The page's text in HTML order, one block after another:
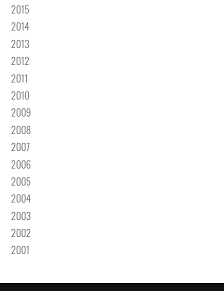
2015
2014
2013
2012
2011
2010
2009
2008
2007
2006
2005
2004
2003
2002
2001